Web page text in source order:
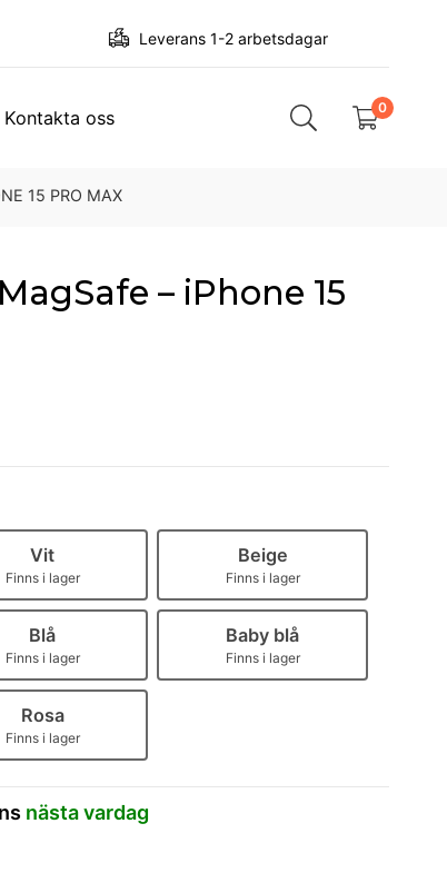
Leverans 1-2 arbetsdagar
Kontakta oss 0
15 PRO MAX
– iPhone 15
Vit
Finns i lager
Beige
Finns i lager
Blå
Finns i lager
Baby blå
Finns i lager
Rosa
Finns i lager
nästa vardag